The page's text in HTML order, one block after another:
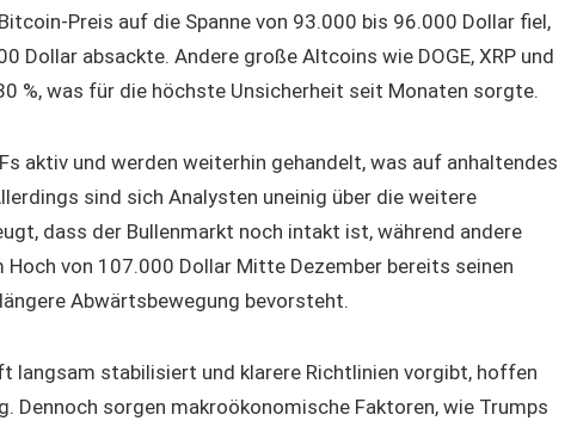
Preis auf die Spanne von 93.000 bis 96.000 Dollar fiel,
Dollar absackte. Andere große Altcoins wie DOGE, XRP und
%, was für die höchste Unsicherheit seit Monaten sorgte.
aktiv und werden weiterhin gehandelt, was auf anhaltendes
sind sich Analysten uneinig über die weitere
dass der Bullenmarkt noch intakt ist, während andere
von 107.000 Dollar Mitte Dezember bereits seinen
Abwärtsbewegung bevorsteht.
langsam stabilisiert und klarere Richtlinien vorgibt, hoffen
Dennoch sorgen makroökonomische Faktoren, wie Trumps